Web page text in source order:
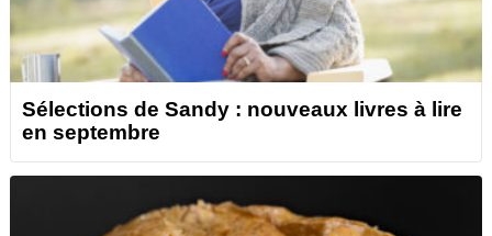
Sélections de Sandy : nouveaux livres à lire
en septembre